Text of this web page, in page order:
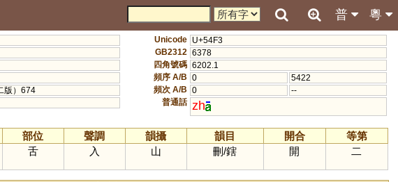
粵
普
版）674
Unicode U+54F3
GB2312 6378
四角號碼 6202.1
頻序 A/B 0
5422
頻次 A/B 0
--
普通話 zh
部位 聲調 韻攝 韻目 開合
等第
舌 入 山 刪/鎋 開 二